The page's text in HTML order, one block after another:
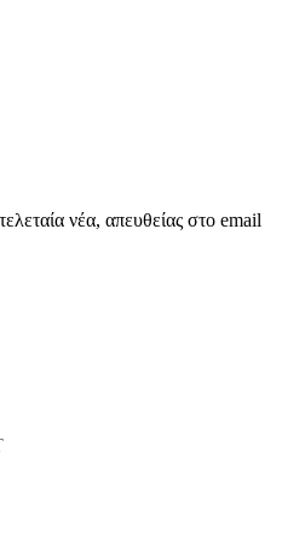
νέα, απευθείας στο email